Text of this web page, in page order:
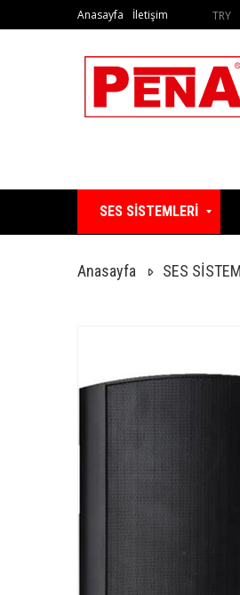
TRY
Anasayfa İletişim
SES SİSTEMLERİ
Anasayfa SES